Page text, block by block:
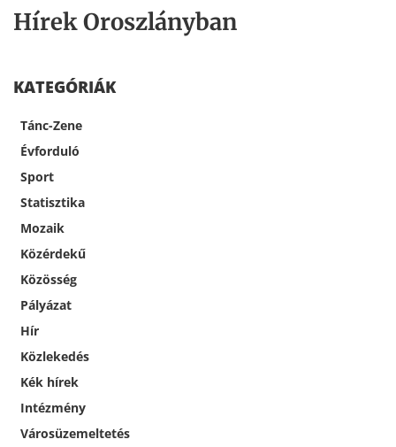
Hírek Oroszlányban
KATEGÓRIÁK
Tánc-Zene
Évforduló
Sport
Statisztika
Mozaik
Közérdekű
Közösség
Pályázat
Hír
Közlekedés
Kék hírek
Intézmény
Városüzemeltetés